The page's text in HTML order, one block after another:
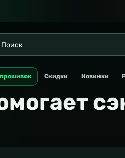
Скидки Новинки